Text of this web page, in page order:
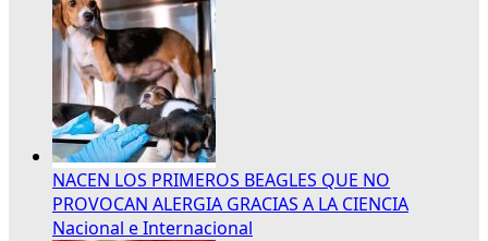
NACEN LOS PRIMEROS BEAGLES QUE NO
PROVOCAN ALERGIA GRACIAS A LA CIENCIA
Nacional e Internacional